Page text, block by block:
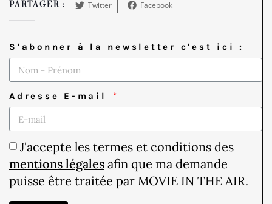
PARTAGER : Twitter Facebook
S'abonner à la newsletter c'est ici :
Adresse E-mail
J'accepte les termes et conditions des
mentions légales afin que ma demande
puisse être traitée par MOVIE IN THE AIR.